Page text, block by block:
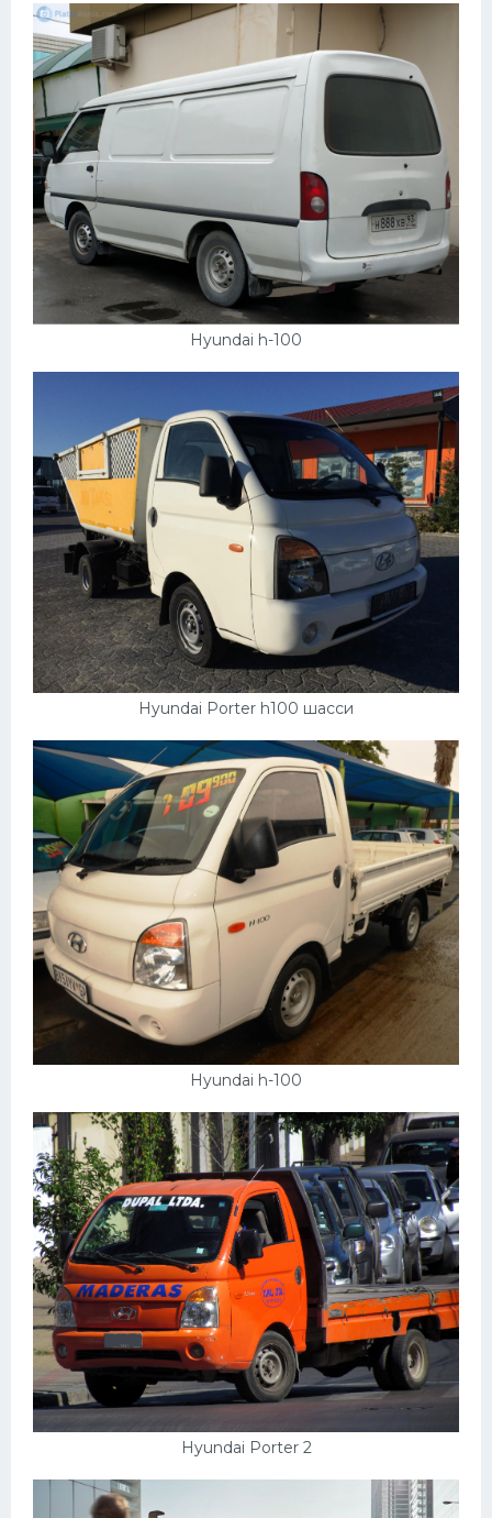
Hyundai h-100
Hyundai Porter h100 шасси
Hyundai h-100
Hyundai Porter 2